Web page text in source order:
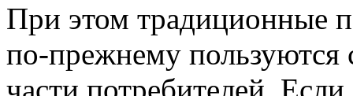
При этом традиционные
по-прежнему пользуются
части потребителей.